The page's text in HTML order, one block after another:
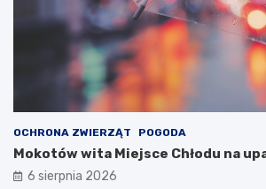
OCHRONA ZWIERZĄT POGODA
Mokotów wita Miejsce Chłodu na
6 sierpnia 2026